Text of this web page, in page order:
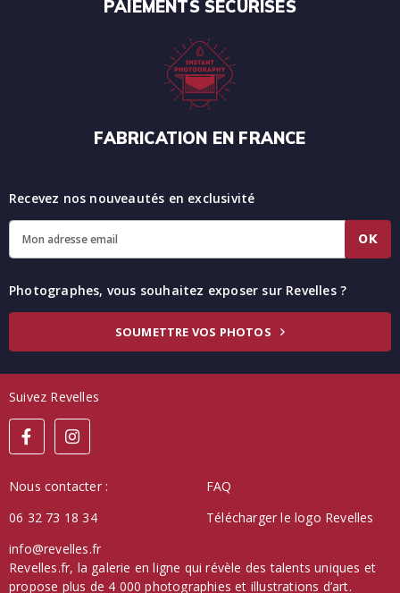
PAIEMENTS SÉCURISÉS
FABRICATION EN FRANCE
Recevez nos nouveautés en exclusivité
OK
Photographes, vous souhaitez exposer sur Revelles ?
SOUMETTRE VOS PHOTOS
Suivez Revelles
Nous contacter :
06 32 73 18 34
info@revelles.fr
FAQ
Télécharger le logo Revelles
Revelles.fr, la galerie en ligne qui révèle des talents uniques et
propose plus de 4 000 photographies et illustrations d’art.